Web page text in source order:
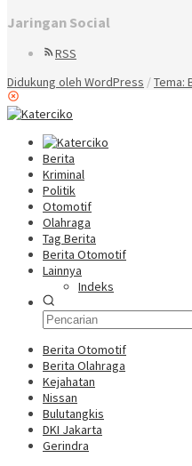
Jaringan Social
RSS
Didukung oleh WordPress /Tema:
Berita
Kriminal
Politik
Otomotif
Olahraga
Tag Berita
Berita Otomotif
Lainnya
Indeks
Berita Otomotif
Berita Olahraga
Kejahatan
Nissan
Bulutangkis
DKI Jakarta
Gerindra